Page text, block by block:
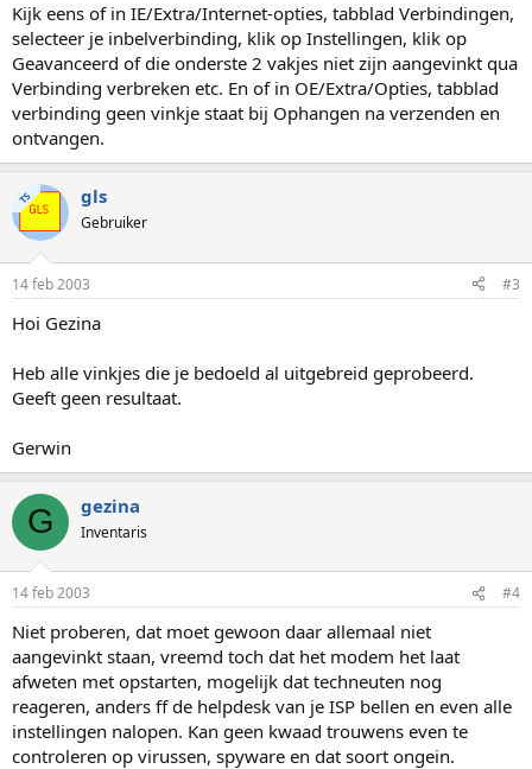
Kijk eens of in IE/Extra/Internet-opties, tabblad Verbindingen,
selecteer je inbelverbinding, klik op Instellingen, klik op
Geavanceerd of die onderste 2 vakjes niet zijn aangevinkt qua
Verbinding verbreken etc. En of in OE/Extra/Opties, tabblad
verbinding geen vinkje staat bij Ophangen na verzenden en
ontvangen.
TS gls
Gebruiker
14 feb 2003 #3
Hoi Gezina
Heb alle vinkjes die je bedoeld al uitgebreid geprobeerd.
Geeft geen resultaat.
Gerwin
G gezina
Inventaris
14 feb 2003 #4
Niet proberen, dat moet gewoon daar allemaal niet
aangevinkt staan, vreemd toch dat het modem het laat
afweten met opstarten, mogelijk dat techneuten nog
reageren, anders ff de helpdesk van je ISP bellen en even alle
instellingen nalopen. Kan geen kwaad trouwens even te
controleren op virussen, spyware en dat soort ongein.